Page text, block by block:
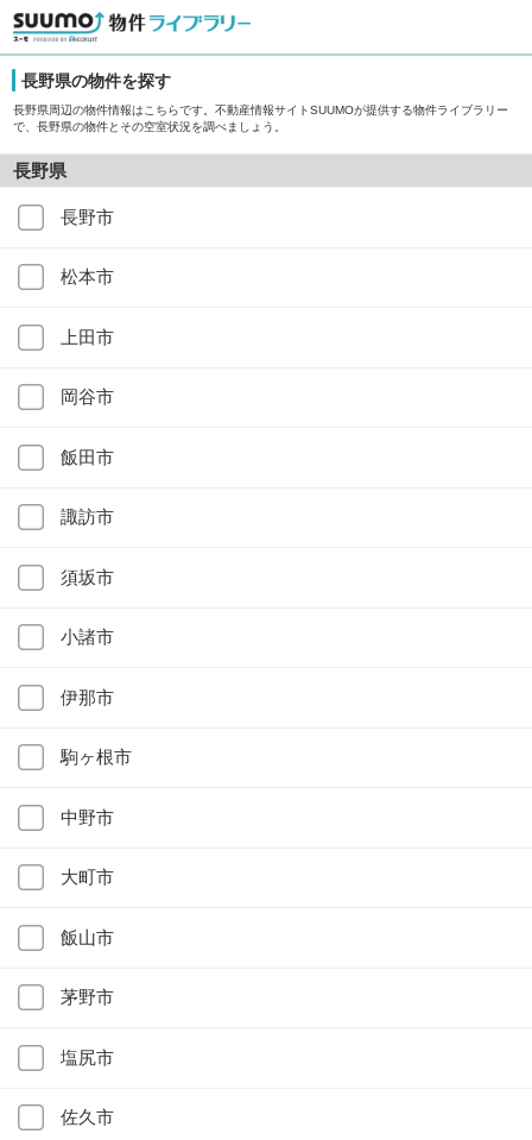
長野県の物件を探す
長野県周辺の物件情報はこちらです。不動産情報サイトSUUMOが提供する物件ライブラリー
で、長野県の物件とその空室状況を調べましょう。
長野県
長野市
松本市
上田市
岡谷市
飯田市
諏訪市
須坂市
小諸市
伊那市
駒ヶ根市
中野市
大町市
飯山市
茅野市
塩尻市
佐久市